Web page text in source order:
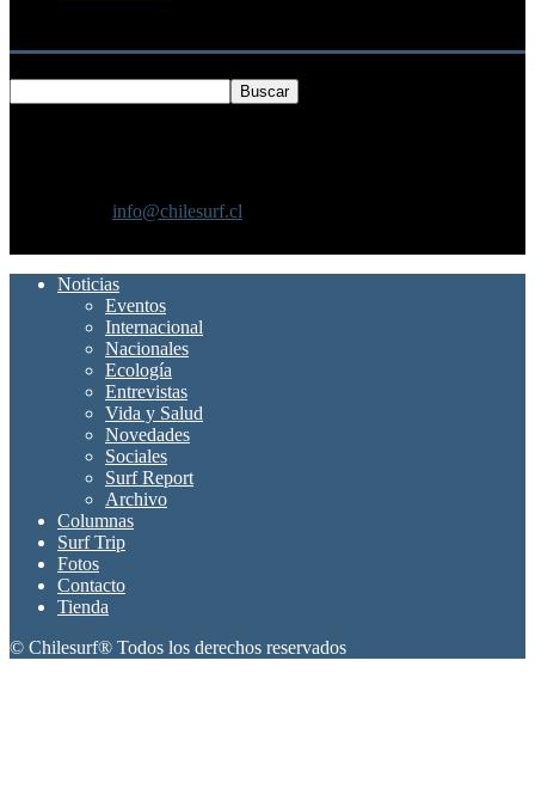
info@chilesurf.cl
Noticias
Eventos
Internacional
Nacionales
Ecología
Entrevistas
Vida y Salud
Novedades
Sociales
Surf Report
Archivo
Columnas
Surf Trip
Fotos
Contacto
Tienda
© Chilesurf® Todos los derechos reservados